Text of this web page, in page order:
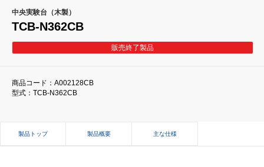
中央実験台（木製）
TCB-N362CB
販売終了製品
商品コード：A002128CB
型式：TCB-N362CB
製品トップ 製品概要 主な仕様